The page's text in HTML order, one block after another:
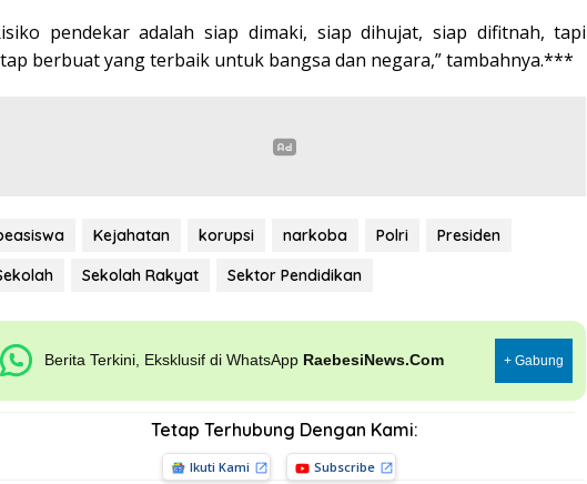
pendekar adalah siap dimaki, siap dihujat, siap difitnah, tapi
berbuat yang terbaik untuk bangsa dan negara,” tambahnya.***
Kejahatan korupsi narkoba Polri
Presiden
Sekolah Rakyat Sektor Pendidikan
Berita Terkini, Eksklusif di WhatsApp RaebesiNews.Com + Gabung
Tetap Terhubung Dengan Kami:
Ikuti Kami Subscribe